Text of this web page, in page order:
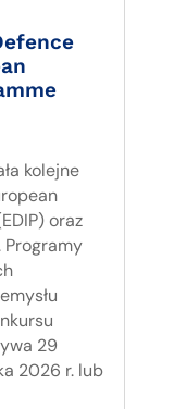
kolejne
oraz
Programy
29
2026 r. lub